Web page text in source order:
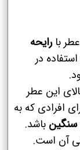
بارایحه
در
این عطر
افرادی که به
سنگین باشد.
آن است.